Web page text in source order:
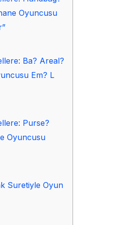
Oyuncusu
Ba? Areal?
Em? L
Purse?
Oyuncusu
Suretiyle Oyun